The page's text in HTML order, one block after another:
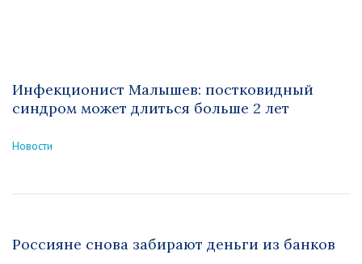
Инфекционист Малышев: постковидный
синдром может длиться больше 2 лет
Новости
Россияне снова забирают деньги из банков